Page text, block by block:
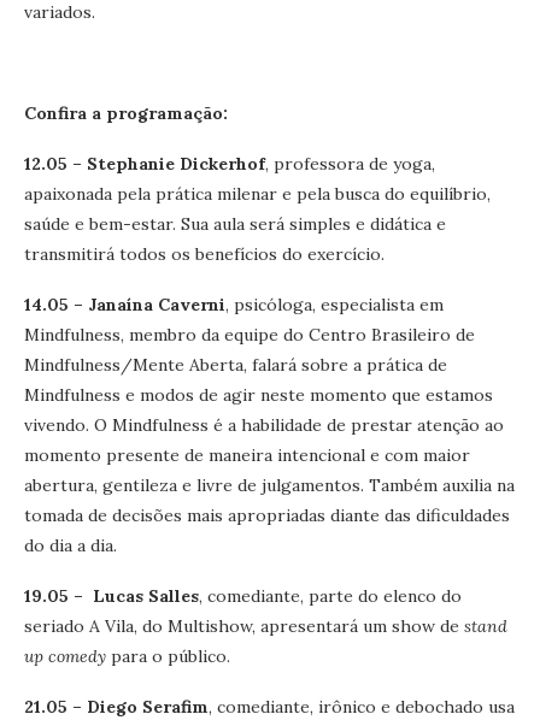
variados.
Confira a programação:
12.05 – Stephanie Dickerhof, professora de yoga,
apaixonada pela prática milenar e pela busca do equilíbrio,
saúde e bem-estar. Sua aula será simples e didática e
transmitirá todos os benefícios do exercício.
14.05 – Janaína Caverni, psicóloga, especialista em
Mindfulness, membro da equipe do Centro Brasileiro de
Mindfulness/Mente Aberta, falará sobre a prática de
Mindfulness e modos de agir neste momento que estamos
vivendo. O Mindfulness é a habilidade de prestar atenção ao
momento presente de maneira intencional e com maior
abertura, gentileza e livre de julgamentos. Também auxilia na
tomada de decisões mais apropriadas diante das dificuldades
do dia a dia.
19.05 – Lucas Salles, comediante, parte do elenco do
seriado A Vila, do Multishow, apresentará um show de stand
up comedy para o público.
21.05 – Diego Serafim, comediante, irônico e debochado usa